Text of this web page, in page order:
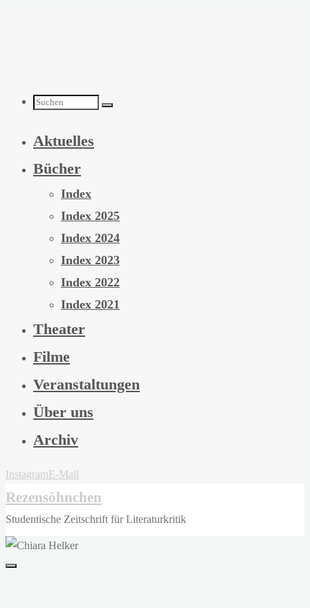
Suchen
nach:
Aktuelles
Bücher
Index
Index 2025
Index 2024
Index 2023
Index 2022
Index 2021
Theater
Filme
Veranstaltungen
Über uns
Archiv
InstagramE-Mail
Rezensöhnchen
Studentische Zeitschrift für Literaturkritik